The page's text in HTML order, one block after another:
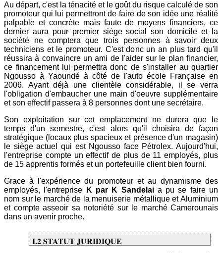
Au départ, c'est la ténacité et le goût du risque calculé de son
promoteur qui lui permettront de faire de son idée une réalité
palpable et concrète mais faute de moyens financiers, ce
dernier aura pour premier siège social son domicile et la
société ne comptera que trois personnes à savoir deux
techniciens et le promoteur. C'est donc un an plus tard qu'il
réussira à convaincre un ami de l'aider sur le plan financier,
ce financement lui permettra donc de s'installer au quartier
Ngousso à Yaoundé à côté de l'auto école Française en
2006. Ayant déjà une clientèle considérable, il se verra
l'obligation d'embaucher une main d'oeuvre supplémentaire
et son effectif passera à 8 personnes dont une secrétaire.
Son exploitation sur cet emplacement ne durera que le
temps d'un semestre, c'est alors qu'il choisira de façon
stratégique (locaux plus spacieux et présence d'un magasin)
le siège actuel qui est Ngousso face Pétrolex. Aujourd'hui,
l'entreprise compte un effectif de plus de 11 employés, plus
de 15 apprentis formés et un portefeuille client bien fourni.
Grace à l'expérience du promoteur et au dynamisme des
employés, l'entreprise
K par K Sandelaia pu se faire un
nom sur le marché de la menuiserie métallique et Aluminium
et compte asseoir sa notoriété sur le marché Camerounais
dans un avenir proche.
I.2 STATUT JURIDIQUE